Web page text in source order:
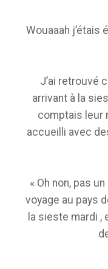
Wouaaah j’étais
J’ai retrouvé
arrivant à la
comptais leur
accueilli avec
« Oh non, pas
voyage au pays
la sieste mardi